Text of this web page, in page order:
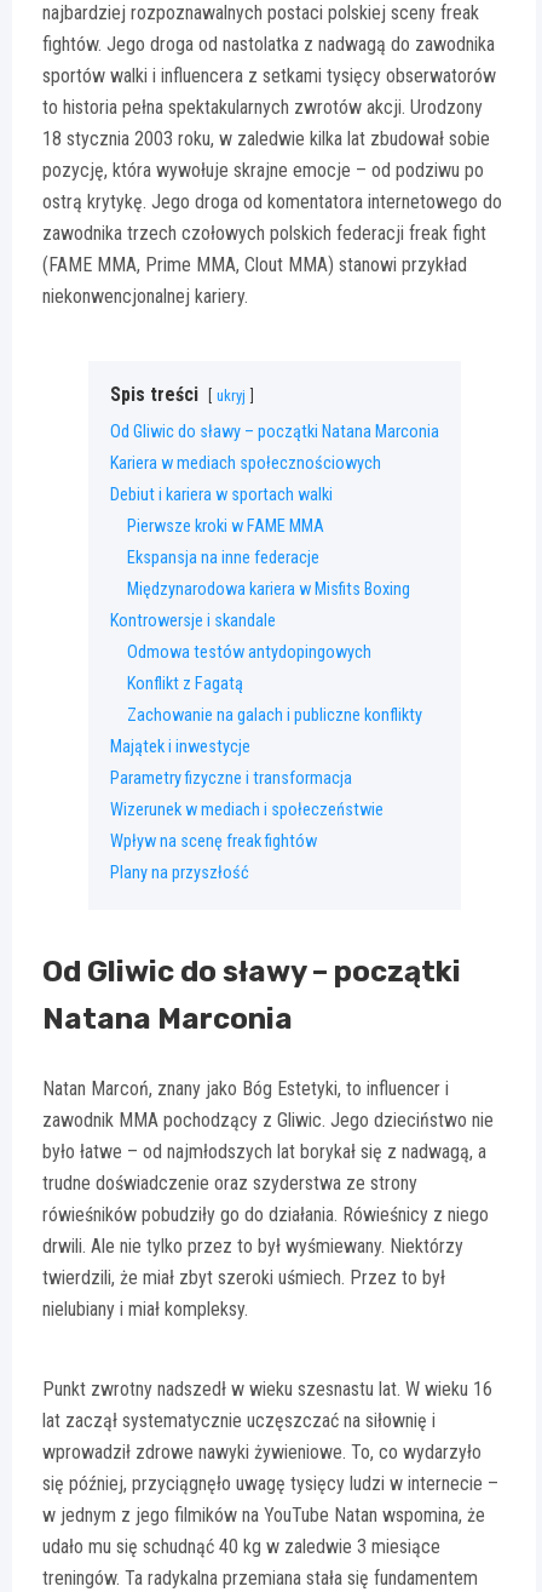
najbardziej rozpoznawalnych postaci polskiej sceny freak
fightów. Jego droga od nastolatka z nadwagą do zawodnika
sportów walki i influencera z setkami tysięcy obserwatorów
to historia pełna spektakularnych zwrotów akcji. Urodzony
18 stycznia 2003 roku, w zaledwie kilka lat zbudował sobie
pozycję, która wywołuje skrajne emocje – od podziwu po
ostrą krytykę. Jego droga od komentatora internetowego do
zawodnika trzech czołowych polskich federacji freak fight
(FAME MMA, Prime MMA, Clout MMA) stanowi przykład
niekonwencjonalnej kariery.
Spis treści ukryj
Od Gliwic do sławy – początki Natana Marconia
Kariera w mediach społecznościowych
Debiut i kariera w sportach walki
Pierwsze kroki w FAME MMA
Ekspansja na inne federacje
Międzynarodowa kariera w Misfits Boxing
Kontrowersje i skandale
Odmowa testów antydopingowych
Konflikt z Fagatą
Zachowanie na galach i publiczne konflikty
Majątek i inwestycje
Parametry fizyczne i transformacja
Wizerunek w mediach i społeczeństwie
Wpływ na scenę freak fightów
Plany na przyszłość
Od Gliwic do sławy – początki
Natana Marconia
Natan Marcoń, znany jako Bóg Estetyki, to influencer i
zawodnik MMA pochodzący z Gliwic. Jego dzieciństwo nie
było łatwe – od najmłodszych lat borykał się z nadwagą, a
trudne doświadczenie oraz szyderstwa ze strony
rówieśników pobudziły go do działania. Rówieśnicy z niego
drwili. Ale nie tylko przez to był wyśmiewany. Niektórzy
twierdzili, że miał zbyt szeroki uśmiech. Przez to był
nielubiany i miał kompleksy.
Punkt zwrotny nadszedł w wieku szesnastu lat. W wieku 16
lat zaczął systematycznie uczęszczać na siłownię i
wprowadził zdrowe nawyki żywieniowe. To, co wydarzyło
się później, przyciągnęło uwagę tysięcy ludzi w internecie –
w jednym z jego filmików na YouTube Natan wspomina, że
udało mu się schudnąć 40 kg w zaledwie 3 miesiące
treningów. Ta radykalna przemiana stała się fundamentem